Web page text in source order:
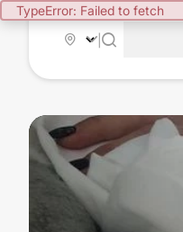
TypeError: Failed to fetch